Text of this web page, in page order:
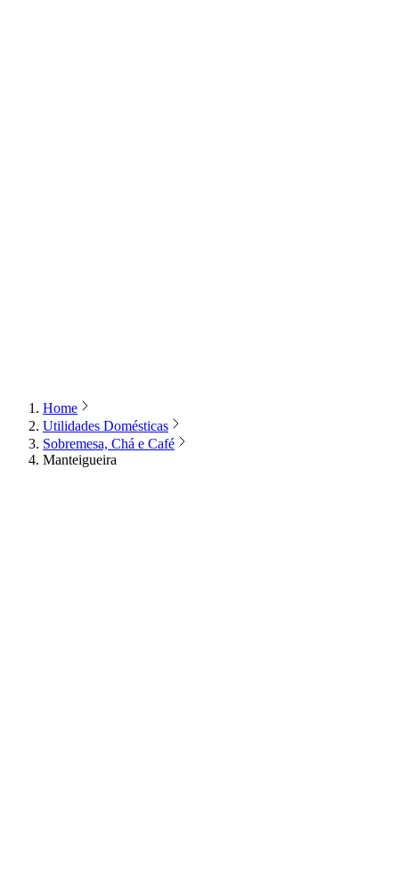
Home
Utilidades Domésticas
Sobremesa, Chá e Café
Manteigueira